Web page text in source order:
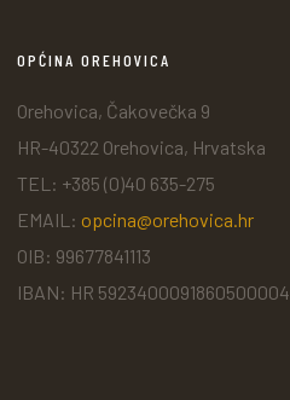
OPĆINA OREHOVICA
Orehovica, Čakovečka 9
HR-40322 Orehovica, Hrvatska
TEL: +385 (0)40 635-275
EMAIL: opcina@orehovica.hr
OIB: 99677841113
IBAN: HR 5923400091860500004